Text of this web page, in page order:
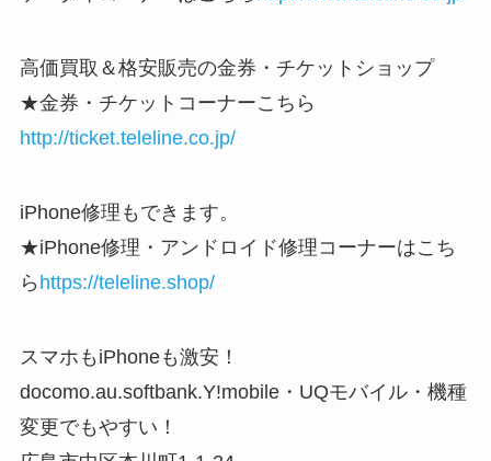
高価買取＆格安販売の金券・チケットショップ
★金券・チケットコーナーこちら
http://ticket.teleline.co.jp/
iPhone修理もできます。
★iPhone修理・アンドロイド修理コーナーはこち
ら https://teleline.shop/
スマホもiPhoneも激安！
docomo.au.softbank.Y!mobile・UQモバイル・機種
変更でもやすい！